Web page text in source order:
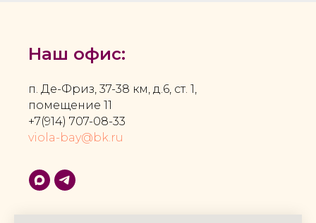
Наш офис:
п. Де-Фриз, 37-38 км, д.6, ст. 1,
помещение 11
+7(914) 707-08-33
viola-bay@bk.ru